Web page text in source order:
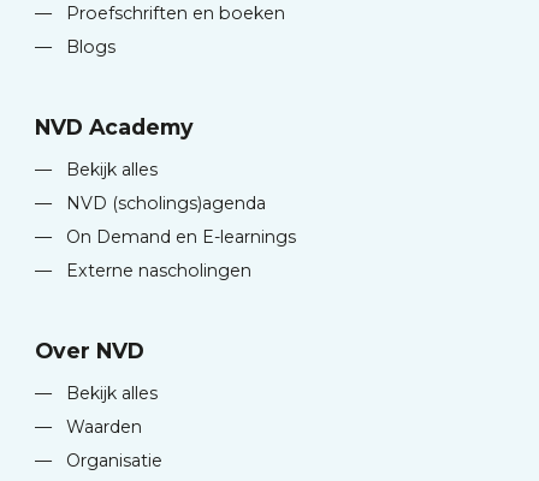
—
Proefschriften en boeken
—
Blogs
NVD Academy
—
Bekijk alles
—
NVD (scholings)agenda
—
On Demand en E-learnings
—
Externe nascholingen
Over NVD
—
Bekijk alles
—
Waarden
—
Organisatie